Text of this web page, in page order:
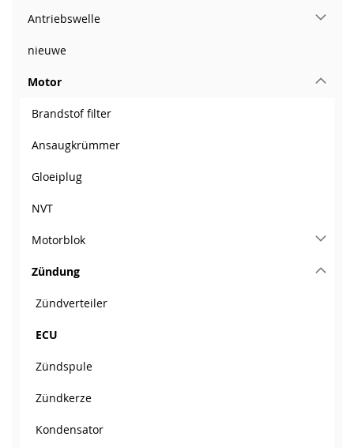
Antriebswelle
nieuwe
Motor
Brandstof filter
Ansaugkrümmer
Gloeiplug
NVT
Motorblok
Zündung
Zündverteiler
ECU
Zündspule
Zündkerze
Kondensator